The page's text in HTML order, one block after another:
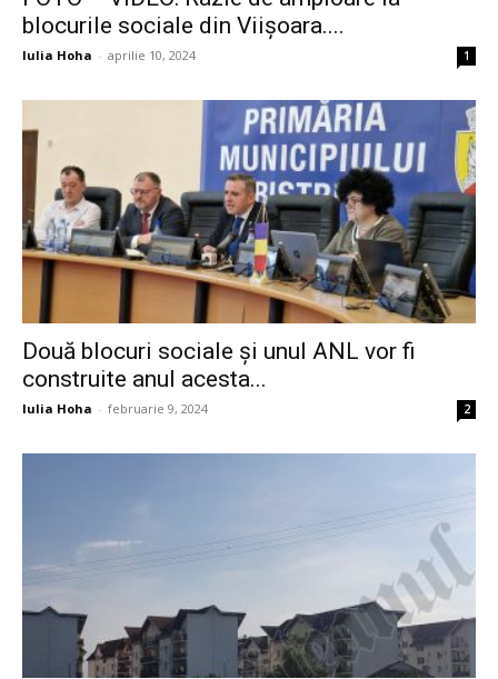
blocurile sociale din Viișoara....
Iulia Hoha - aprilie 10, 2024 1
Două blocuri sociale și unul ANL vor fi
construite anul acesta...
Iulia Hoha - februarie 9, 2024 2